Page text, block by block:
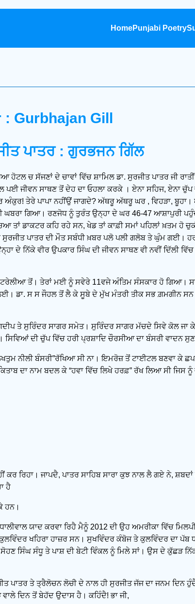
HomePunjabi Poetry
Gurbhajan Gill
ਪਾਤਰ : ਗੁਰਭਜਨ ਗਿੱਲ
ਚ ਸੱਜਣਾਂ ਦੇ ਚਾਵਾਂ ਵਿੱਚ ਸ਼ਾਮਿਲ ਡਾ. ਸੁਰਜੀਤ ਪਾਤਰ ਜੀ
ਜੀਵਨ ਸਾਥਣ ਤੋਂ ਦੇਹ ਦਾ ਓਹਲਾ ਕਰਕੇ । ਏਨਾ ਸਹਿਜ, ਏਨਾ ਚੁੱਪ
ਤੇਰੇ ਪਾਪਾ ਨਹੀਂਉਂ ਜਾਗਦੇ? ਅੱਥਰੂ ਅੱਥਰੂ ਘਰ , ਵਿਹੜਾ,
ਘਬਰਾ ਗਿਆ। ਰਣਜੋਧ ਨੂੰ ਤੁਰੰਤ ਉਨ੍ਹਾ ਦੇ ਘਰ 46-47 ਆਸ਼ਾਪੁਰੀ
ਡਾਕਟਰ ਕਹਿ ਰਹੇ ਸਨ, ਖੇਡ ਤਾਂ ਕਾਫ਼ੀ ਸਮਾਂ ਪਹਿਲਾਂ ਖ਼ਤਮ ਹੋ
ਸੁਰਜੀਤ ਪਾਤਰ ਦੀ ਮੌਤ ਸਬੰਧੀ ਖ਼ਬਰ ਪਲੋ ਪਲੀ ਗਲੋਬ ਤੇ ਘੁੰਮ ਗਈ।
ਦੇ ਨਿੱਕੇ ਵੀਰ ਉਪਕਾਰ ਸਿੰਘ ਦੀ ਜੀਵਨ ਸਾਥਣ ਵੀ ਨਵੀਂ ਦਿੱਲੀ
ਤੋਂ। ਤੇਰਾਂ ਮਈ ਨੂੰ ਸਵੇਰੇ 11ਵਜੇ ਅੰਤਿਮ ਸੰਸਕਾਰ ਹੋ ਗਿਆ।
ਡਾ. ਸ ਸ ਜੌਹਲ ਤੋਂ ਲੈ ਕੇ ਸੂਬੇ ਦੇ ਮੁੱਖ ਮੰਤਰੀ ਤੀਕ ਸਭ ਗ਼ਮਗੀਨ
ਤੇ ਸੁਰਿੰਦਰ ਸਾਗਰ ਸਮੇਤ। ਸੁਰਿੰਦਰ ਸਾਗਰ ਮੱਚਦੇ ਸਿਵੇ ਕੋਲ ਜਾ ਕੇ
ਦੀ ਚੁੱਪ ਵਿੱਚ ਹਰੀ ਪ੍ਰਸ਼ਾਦਿ ਚੌਰਸੀਆ ਦਾ ਬੰਸਰੀ ਵਾਦਨ
ਨੀਲੀ ਬੰਸਰੀ”ਰੱਖਿਆ ਸੀ ਨਾ। ਇਮਰੋਜ਼ ਤੋਂ ਟਾਈਟਲ ਬਣਵਾ ਕੇ
ਦਾ ਨਾਮ ਬਦਲ ਕੇ “ਹਵਾ ਵਿੱਚ ਲਿਖੇ ਹਰਫ਼” ਰੱਖ ਲਿਆ ਸੀ ਜਿਸ ਨੂੰ
ਰਿਹਾ। ਜਾਪਦੈ, ਪਾਤਰ ਸਾਹਿਬ ਸਾਰਾ ਕੁਝ ਨਾਲ ਲੈ ਗਏ ਨੇ,
ਹੈ
ਹਨ।
ਯਾਦ ਕਰਵਾ ਰਿਹੈ ਮੈਨੂੰ 2012 ਦੀ ਉਹ ਅਮਰੀਕਾ ਵਿੱਚ
ਖਹਿਰਾ ਹਾਜ਼ਰ ਸਨ। ਸੁਖਵਿੰਦਰ ਕੰਬੋਜ ਤੇ ਕੁਲਵਿੰਦਰ ਦਾ ਪੱਬ
ਸਿੰਘ ਸੰਧੂ ਤੇ ਪਾਸ਼ ਦੀ ਬੇਟੀ ਵਿੰਕਲ ਨੂੰ ਮਿਲੇ ਸਾਂ। ਉਸ ਦੇ ਕੁੱਛੜ
ਪਾਤਰ ਤੇ ਤ੍ਰੈਲੋਚਨ ਲੋਚੀ ਦੇ ਨਾਲ ਹੀ ਸੁਰਜੀਤ ਜੱਜ ਦਾ ਜਨਮ
ਦਿਨ ਤੋਂ ਬੇਹੱਦ ਉਦਾਸ ਹੈ। ਕਹਿੰਦੈ! ਭਾ ਜੀ,